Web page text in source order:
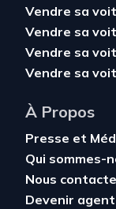
Vendre sa
Vendre sa
Vendre sa
Vendre sa
À Propos
Presse et
Qui sommes-
Nous
Devenir agent